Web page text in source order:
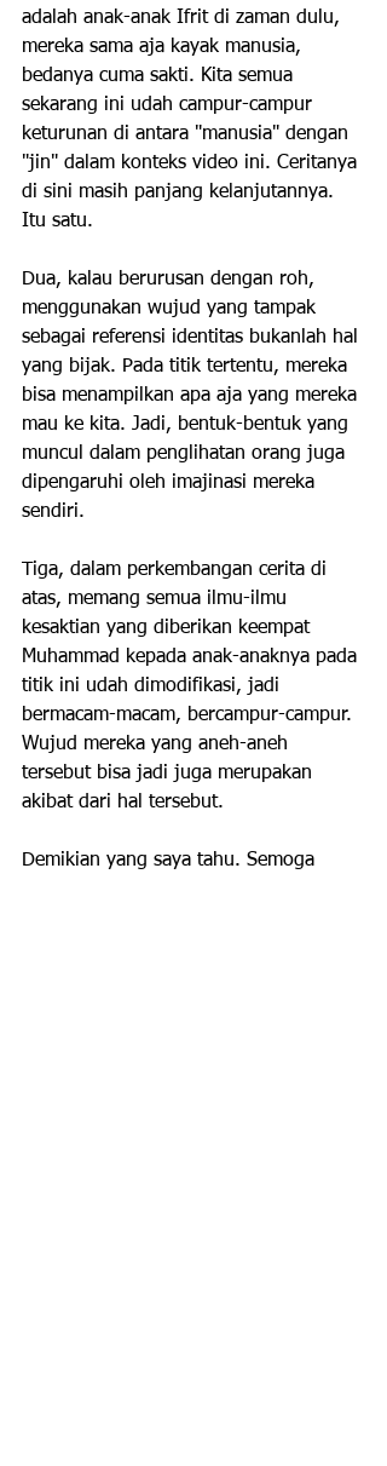
adalah anak-anak Ifrit di zaman dulu,
mereka sama aja kayak manusia,
bedanya cuma sakti. Kita semua
sekarang ini udah campur-campur
keturunan di antara "manusia" dengan
"jin" dalam konteks video ini. Ceritanya
di sini masih panjang kelanjutannya.
Itu satu.
Dua, kalau berurusan dengan roh,
menggunakan wujud yang tampak
sebagai referensi identitas bukanlah hal
yang bijak. Pada titik tertentu, mereka
bisa menampilkan apa aja yang mereka
mau ke kita. Jadi, bentuk-bentuk yang
muncul dalam penglihatan orang juga
dipengaruhi oleh imajinasi mereka
sendiri.
Tiga, dalam perkembangan cerita di
atas, memang semua ilmu-ilmu
kesaktian yang diberikan keempat
Muhammad kepada anak-anaknya pada
titik ini udah dimodifikasi, jadi
bermacam-macam, bercampur-campur.
Wujud mereka yang aneh-aneh
tersebut bisa jadi juga merupakan
akibat dari hal tersebut.
Demikian yang saya tahu. Semoga